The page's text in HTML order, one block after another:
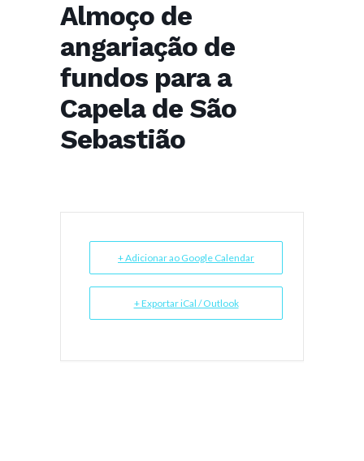
Almoço de
angariação de
fundos para a
Capela de São
Sebastião
+ Adicionar ao Google Calendar
+ Exportar iCal / Outlook